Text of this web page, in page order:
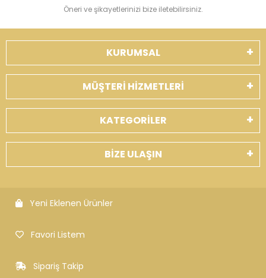
Öneri ve şikayetlerinizi bize iletebilirsiniz.
KURUMSAL
MÜŞTERİ HİZMETLERİ
KATEGORİLER
BİZE ULAŞIN
Yeni Eklenen Ürünler
Favori Listem
Sipariş Takip